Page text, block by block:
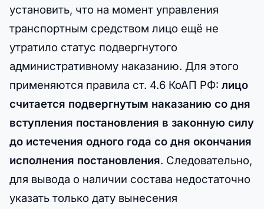
установить, что на момент управления
транспортным средством лицо ещё не
утратило статус подвергнутого
административному наказанию. Для этого
применяются правила ст. 4.6 КоАП РФ: лицо
считается подвергнутым наказанию со дня
вступления постановления в законную силу
до истечения одного года со дня окончания
исполнения постановления. Следовательно,
для вывода о наличии состава недостаточно
указать только дату вынесения